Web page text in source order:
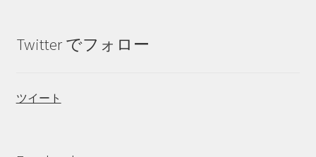
Twitter でフォロー
ツイート